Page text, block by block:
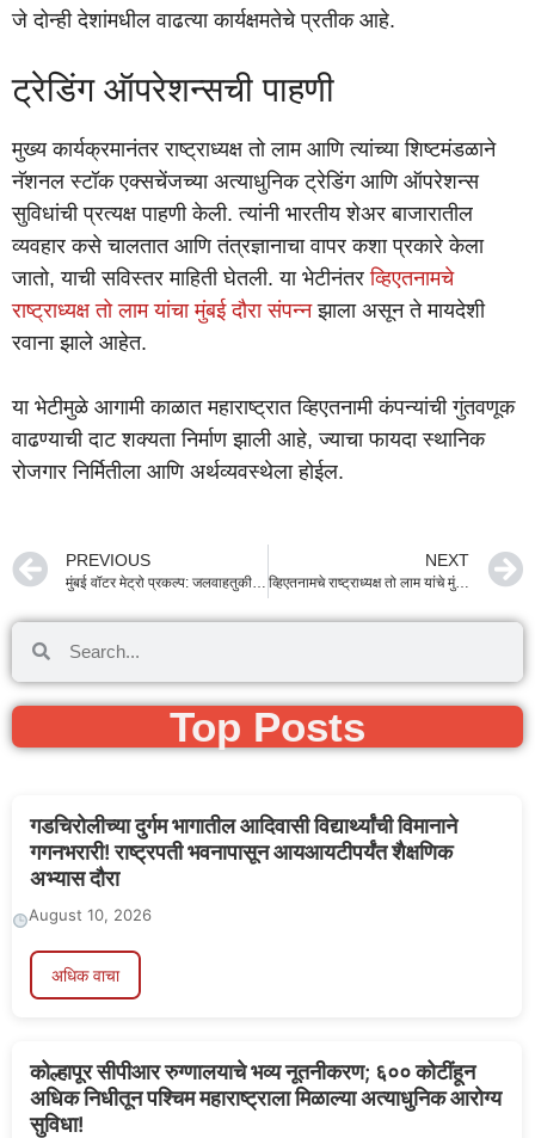
जे दोन्ही देशांमधील वाढत्या कार्यक्षमतेचे प्रतीक आहे.
ट्रेडिंग ऑपरेशन्सची पाहणी
मुख्य कार्यक्रमानंतर राष्ट्राध्यक्ष तो लाम आणि त्यांच्या शिष्टमंडळाने
नॅशनल स्टॉक एक्सचेंजच्या अत्याधुनिक ट्रेडिंग आणि ऑपरेशन्स
सुविधांची प्रत्यक्ष पाहणी केली. त्यांनी भारतीय शेअर बाजारातील
व्यवहार कसे चालतात आणि तंत्रज्ञानाचा वापर कशा प्रकारे केला
जातो, याची सविस्तर माहिती घेतली. या भेटीनंतरव्हिएतनामचे
राष्ट्राध्यक्ष तो लाम यांचा मुंबई दौरा संपन्नझाला असून ते मायदेशी
रवाना झाले आहेत.
या भेटीमुळे आगामी काळात महाराष्ट्रात व्हिएतनामी कंपन्यांची गुंतवणूक
वाढण्याची दाट शक्यता निर्माण झाली आहे, ज्याचा फायदा स्थानिक
रोजगार निर्मितीला आणि अर्थव्यवस्थेला होईल.
PREVIOUS
मुंबई वॉटर मेट्रो प्रकल्प: जलवाहतुकीच्या नव्या युगाची सुरुवात; मुख्यमंत्री फडणवीस यांचा ऐतिहासिक निर्णय
NEXT
व्हिएतनामचे राष्ट्राध्यक्ष तो लाम यांचे मुंबईत जोरदार स्वागत; उद्योग आणि गुंतवणुकीवर होणार चर्चा!
Top Posts
गडचिरोलीच्या दुर्गम भागातील आदिवासी विद्यार्थ्यांची विमानाने
गगनभरारी! राष्ट्रपती भवनापासून आयआयटीपर्यंत शैक्षणिक
अभ्यास दौरा
August 10, 2026
अधिक वाचा
कोल्हापूर सीपीआर रुग्णालयाचे भव्य नूतनीकरण; ६०० कोटींहून
अधिक निधीतून पश्चिम महाराष्ट्राला मिळाल्या अत्याधुनिक आरोग्य
सुविधा!